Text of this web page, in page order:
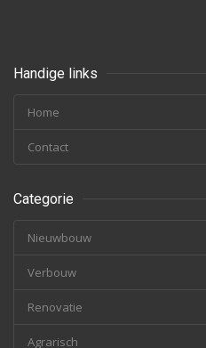
Handige links
Home
Contact
Categorie
Nieuwbouw
Verbouw
Renovatie
Agrarisch